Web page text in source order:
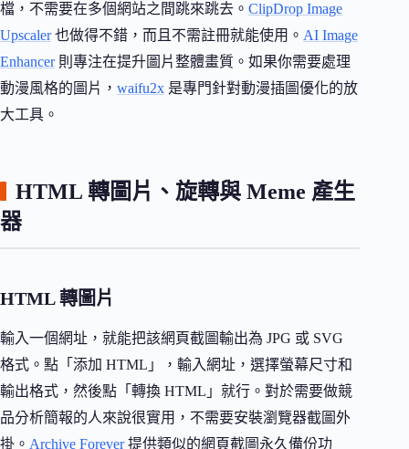
檔，不需要在多個網站之間跳來跳去。 ClipDrop Image
Upscaler也做得不錯，而且不需註冊就能使用。 AI Image
Enhancer則專注在提升圖片整體畫質。如果你需要處理
動漫風格的圖片， waifu2x 是專門針對動漫插圖優化的放
大工具。
HTML 轉圖片、旋轉與 Meme 產生
器
HTML 轉圖片
輸入一個網址，就能把該網頁截圖輸出為 JPG 或 SVG
格式。點「添加 HTML」，輸入網址，選擇螢幕尺寸和
輸出格式，然後點「轉換 HTML」就行。對於需要做競
品分析簡報的人來說很實用，不需要安裝瀏覽器截圖外
掛。 Archive Forever提供類似的網頁截圖永久備份功